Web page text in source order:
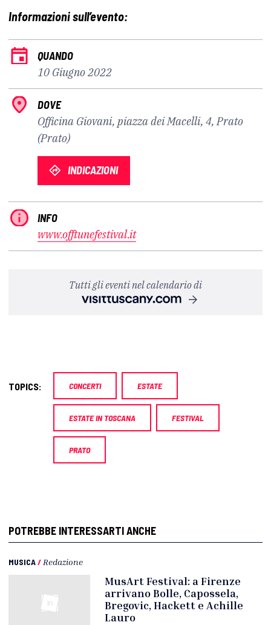
Informazioni sull’evento:
QUANDO
10 Giugno 2022
DOVE
Officina Giovani, piazza dei Macelli, 4, Prato
(Prato)
INDICAZIONI
INFO
www.offtunefestival.it
Tutti gli eventi nel calendario di
TOPICS: CONCERTI ESTATE
ESTATE IN TOSCANA FESTIVAL
PRATO
POTREBBE INTERESSARTI ANCHE
MUSICA/ Redazione
MusArt Festival: a Firenze
arrivano Bolle, Capossela,
Bregovic, Hackett e Achille
Lauro